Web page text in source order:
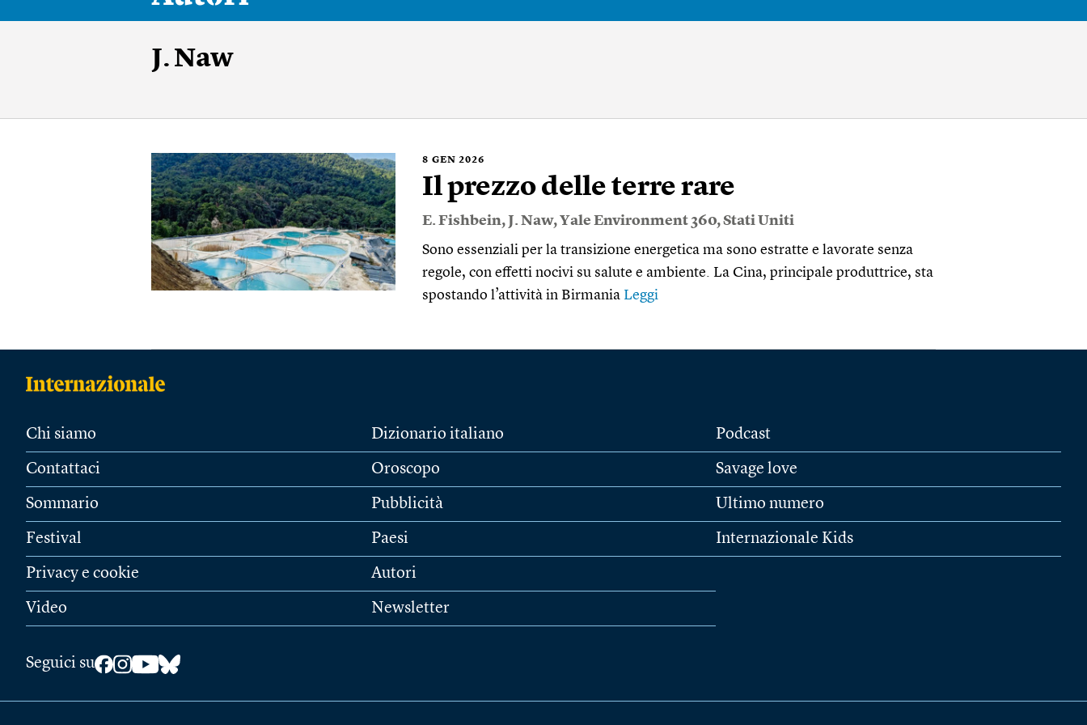
J. Naw
8 GEN 2026
Il prezzo delle terre rare
E. Fishbein, J. Naw,Yale Environment 360,Stati Uniti
Sono essenziali per la transizione energetica ma sono estratte e lavorate senza
regole, con effetti nocivi su salute e ambiente. La Cina, principale produttrice, sta
spostando l’attività in Birmania Leggi
Chi siamo
Contattaci
Sommario
Festival
Privacy e cookie
Video
Dizionario italiano
Oroscopo
Pubblicità
Paesi
Autori
Newsletter
Podcast
Savage love
Ultimo numero
Internazionale Kids
Seguici su